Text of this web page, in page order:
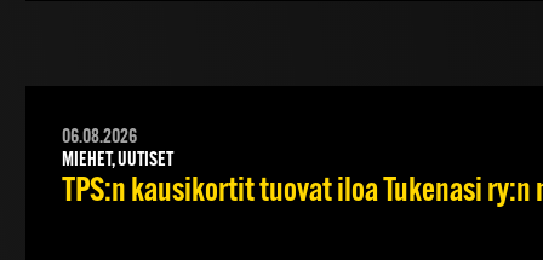
06.08.2026
MIEHET, UUTISET
TPS:n kausikortit tuovat iloa Tukenasi